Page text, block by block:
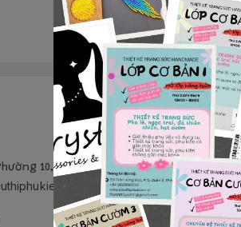
Rất tiếc, không tìm thấy
10, Hồ Chí Minh - Quận 5